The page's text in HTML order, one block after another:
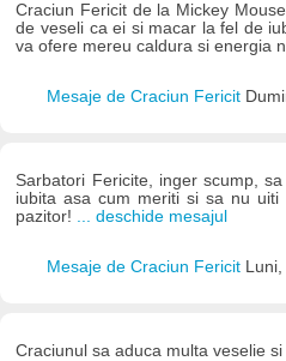
Craciun Fericit de la Mickey
de veseli ca ei si macar la fel de
va ofere mereu caldura si energia
Mesaje de Craciun Fericit
Sarbatori Fericite, inger scump,
iubita asa cum meriti si sa nu
pazitor!
... deschide mesajul
Mesaje de Craciun Fericit
Craciunul sa aduca multa veselie